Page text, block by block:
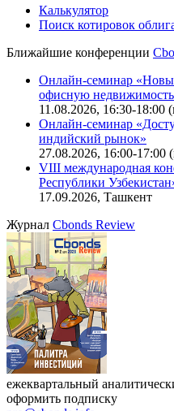
IT-аккредитация
Поиск котировок
Ближайшие конференции
Онлайн-семинар
офисную
11.08.2026, 16:30-18:00
Онлайн-семинар
индийский рынок»
VIII международная
Республики Узбекистан»
17.09.2026, Ташкент
ЖурналCbonds Review